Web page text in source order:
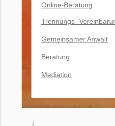
Online-Beratung
Trennungs-
Gemeinsamer Anwalt
Beratung
Mediation